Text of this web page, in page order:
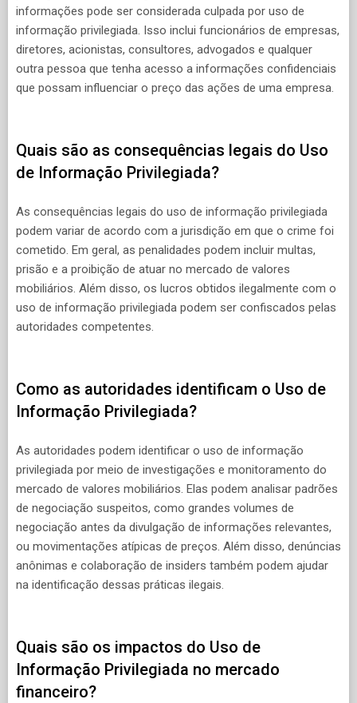
informações pode ser considerada culpada por uso de
informação privilegiada. Isso inclui funcionários de empresas,
diretores, acionistas, consultores, advogados e qualquer
outra pessoa que tenha acesso a informações confidenciais
que possam influenciar o preço das ações de uma empresa.
Quais são as consequências legais do Uso
de Informação Privilegiada?
As consequências legais do uso de informação privilegiada
podem variar de acordo com a jurisdição em que o crime foi
cometido. Em geral, as penalidades podem incluir multas,
prisão e a proibição de atuar no mercado de valores
mobiliários. Além disso, os lucros obtidos ilegalmente com o
uso de informação privilegiada podem ser confiscados pelas
autoridades competentes.
Como as autoridades identificam o Uso de
Informação Privilegiada?
As autoridades podem identificar o uso de informação
privilegiada por meio de investigações e monitoramento do
mercado de valores mobiliários. Elas podem analisar padrões
de negociação suspeitos, como grandes volumes de
negociação antes da divulgação de informações relevantes,
ou movimentações atípicas de preços. Além disso, denúncias
anônimas e colaboração de insiders também podem ajudar
na identificação dessas práticas ilegais.
Quais são os impactos do Uso de
Informação Privilegiada no mercado
financeiro?